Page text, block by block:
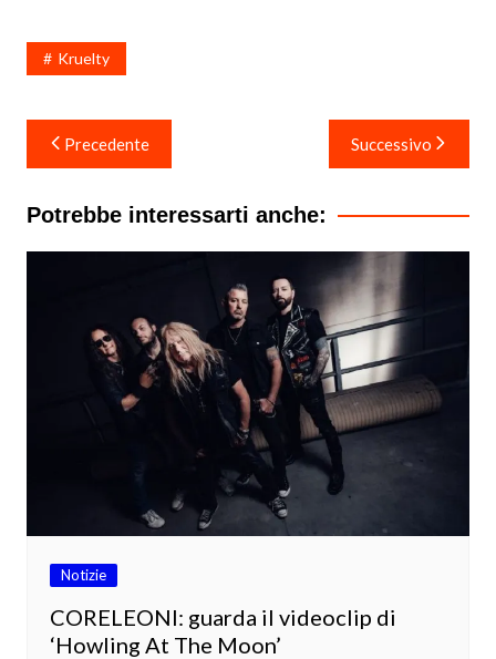
Kruelty
Navigazione
articoli
Precedente Successivo
Potrebbe interessarti anche:
Notizie
CORELEONI: guarda il videoclip di
‘Howling At The Moon’